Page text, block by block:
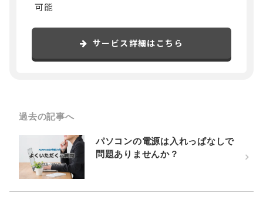
可能
サービス詳細はこちら
過去の記事へ
パソコンの電源は入れっぱなしで
問題ありませんか？